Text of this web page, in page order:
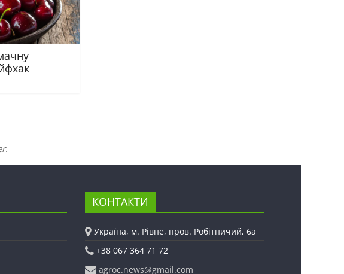
.
КОНТАКТИ
Україна, м. Рівне, пров. Робітничий, 6а
+38 067 364 71 72
agroc.news@gmail.com